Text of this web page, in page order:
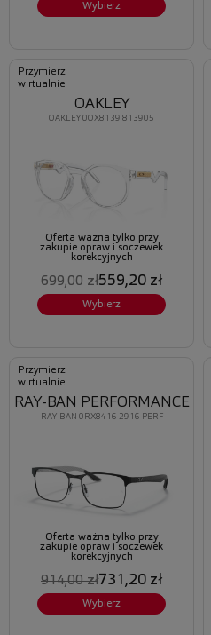
Wybierz
Przymierz
wirtualnie
OAKLEY 0OX8139 813905
OAKLEY
Oferta ważna tylko przy
zakupie opraw i soczewek
korekcyjnych
699,00 zł559,20 zł
Wybierz
Przymierz
wirtualnie
RAY-BAN 0RX8416 2916 PERF
RAY-BAN PERFORMANCE
Oferta ważna tylko przy
zakupie opraw i soczewek
korekcyjnych
914,00 zł731,20 zł
Wybierz